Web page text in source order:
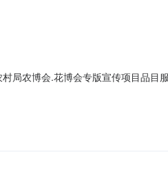
局农博会.花博会专版宣传项目品目
代理机构名称福建恒